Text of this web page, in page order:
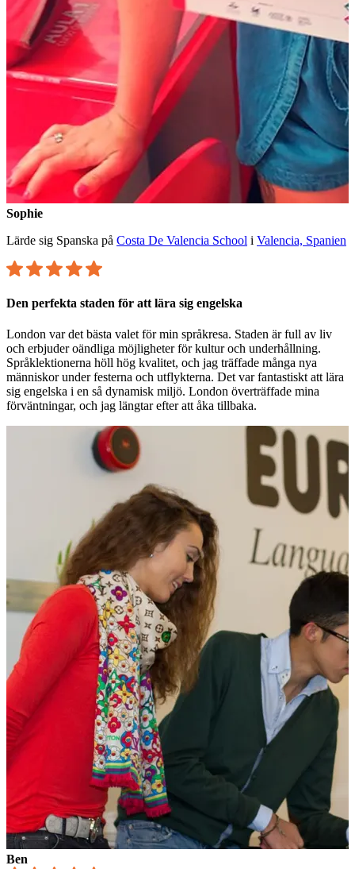
Sophie
Lärde sig Spanska på Costa De Valencia School i Valencia, Spanien
Den perfekta staden för att lära sig engelska
London var det bästa valet för min språkresa. Staden är full av liv
och erbjuder oändliga möjligheter för kultur och underhållning.
Språklektionerna höll hög kvalitet, och jag träffade många nya
människor under festerna och utflykterna. Det var fantastiskt att lära
sig engelska i en så dynamisk miljö. London överträffade mina
förväntningar, och jag längtar efter att åka tillbaka.
Ben